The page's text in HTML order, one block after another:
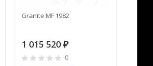
Granite MF 1982
1 015 520 ₽
0